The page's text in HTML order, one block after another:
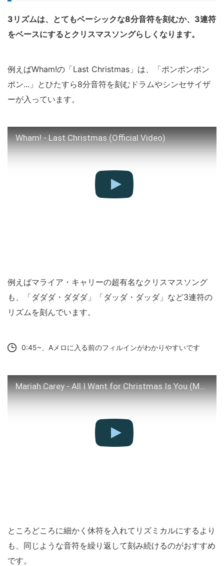
3リズムは、とてもベーシックな8分音符を刻むか、3連符
をベースにするとクリスマスソングらしくなります。
例えばWham!の「Last Christmas」は、「ポンポンポン
ポン...」とひたすら8分音符を刻むドラムやシンセサイザ
ーが入っています。
Wham! - Last Christmas (Official Video)
例えばマライア・キャリーの超有名なクリスマスソング
も、「ダダダ・ダダダ」「ダッダ・ダッダ」など3連符の
リズムを刻んでいます。
0:45~、Aメロに入る前のフィルインがわかりやすいです
Mariah Carey - All I Want for Christmas Is You (Make My Wish Come True Edition)
ところどころに細かく休符を入れてリズミカルにするより
も、同じような音符を繰り返して刻み続けるのがおすすめ
です。